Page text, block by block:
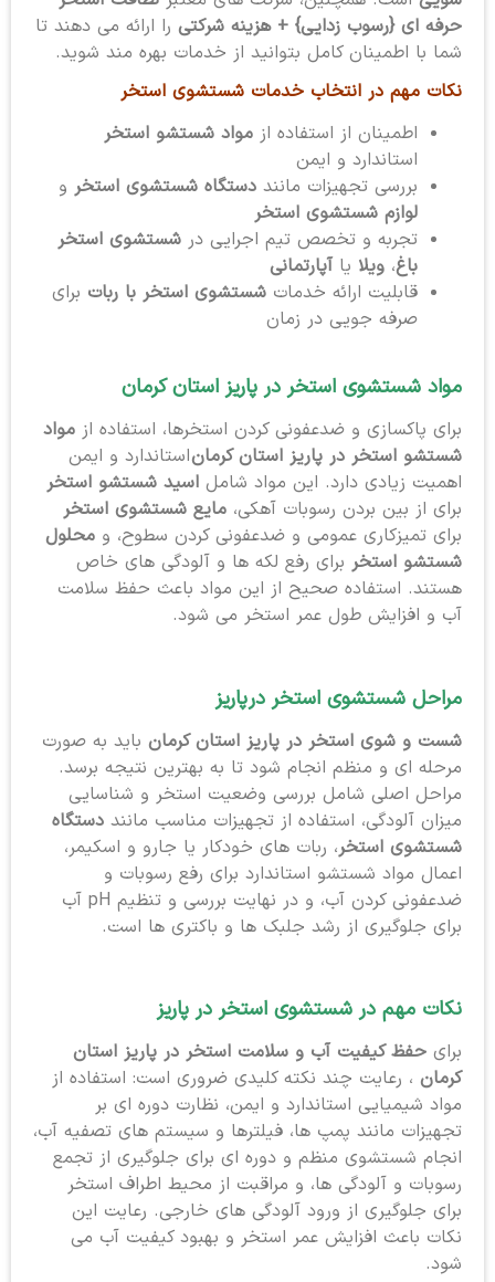
حرفه ای {رسوب زدایی} + هزینه شرکتیرا ارائه می دهند تا
شما با اطمینان کامل بتوانید از خدمات بهره مند شوید.
نکات مهم در انتخاب خدمات شستشوی استخر
اطمینان از استفاده از مواد شستشو استخر
استاندارد و ایمن
بررسی تجهیزات مانند دستگاه شستشوی استخرو
لوازم شستشوی استخر
تجربه و تخصص تیم اجرایی در شستشوی استخر
باغ، ویلایا آپارتمانی
قابلیت ارائه خدمات شستشوی استخر با رباتبرای
صرفه جویی در زمان
مواد شستشوی استخر در پاریز استان کرمان
برای پاکسازی و ضدعفونی کردن استخرها، استفاده از مواد
شستشو استخر در پاریز استان کرماناستاندارد و ایمن
اهمیت زیادی دارد. این مواد شامل اسید شستشو استخر
برای از بین بردن رسوبات آهکی، مایع شستشوی استخر
برای تمیزکاری عمومی و ضدعفونی کردن سطوح، و محلول
شستشو استخربرای رفع لکه ها و آلودگی های خاص
هستند. استفاده صحیح از این مواد باعث حفظ سلامت
آب و افزایش طول عمر استخر می شود.
مراحل شستشوی استخر درپاریز
شست و شوی استخر در پاریز استان کرمانباید به صورت
مرحله ای و منظم انجام شود تا به بهترین نتیجه برسد.
مراحل اصلی شامل بررسی وضعیت استخر و شناسایی
میزان آلودگی، استفاده از تجهیزات مناسب مانند دستگاه
شستشوی استخر، ربات های خودکار یا جارو و اسکیمر،
اعمال مواد شستشو استاندارد برای رفع رسوبات و
ضدعفونی کردن آب، و در نهایت بررسی و تنظیم pH آب
برای جلوگیری از رشد جلبک ها و باکتری ها است.
نکات مهم در شستشوی استخر در پاریز
برای حفظ کیفیت آب و سلامت استخر در پاریز استان
کرمان ، رعایت چند نکته کلیدی ضروری است: استفاده از
مواد شیمیایی استاندارد و ایمن، نظارت دوره ای بر
تجهیزات مانند پمپ ها، فیلترها و سیستم های تصفیه آب،
انجام شستشوی منظم و دوره ای برای جلوگیری از تجمع
رسوبات و آلودگی ها، و مراقبت از محیط اطراف استخر
برای جلوگیری از ورود آلودگی های خارجی. رعایت این
نکات باعث افزایش عمر استخر و بهبود کیفیت آب می
شود.